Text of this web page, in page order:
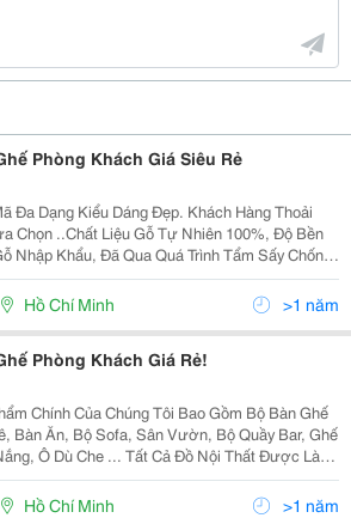
Phòng Khách Giá Siêu Rẻ
Đa Dạng Kiểu Dáng Đẹp. Khách Hàng Thoải
Chọn ..Chất Liệu Gỗ Tự Nhiên 100%, Độ Bền
Nhập Khẩu, Đã Qua Quá Trình Tẩm Sấy Chống
Mối Mọt, Phun Sơn Tạo Màu Theo Yêu Cầu,
Lại Sự Tiện Nghi, Sang Trọng Cho Căn Phòng Của
Hồ Chí Minh >1 năm
Phòng Khách Giá Rẻ!
Chính Của Chúng Tôi Bao Gồm Bộ Bàn Ghế
Bàn Ăn, Bộ Sofa, Sân Vườn, Bộ Quầy Bar, Ghế
Che ... Tất Cả Đồ Nội Thất Được Làm
Liệu Sắt, Nhôm Và Dệt Tay Với Sợi Nhựa
Mây Chúng Tôi Sử Dụng Cho Sản Phẩm
Hồ Chí Minh >1 năm